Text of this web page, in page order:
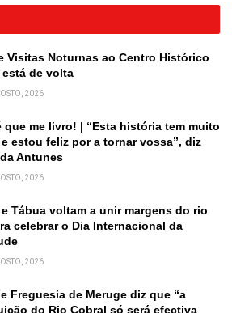
Visitas Noturnas ao Centro Histórico
está de volta
2026
que me livro! | “Esta história tem muito
estou feliz por a tornar vossa”, diz
Antunes
2026
Tábua voltam a unir margens do rio
celebrar o Dia Internacional da
2026
Freguesia de Meruge diz que “a
do Rio Cobral só será efectiva